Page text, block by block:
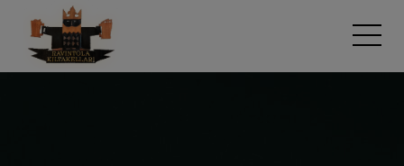
sisältöön